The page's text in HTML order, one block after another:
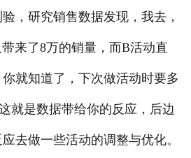
，研究销售数据发现，我去，
来了8万的销量，而B活动直
就知道了，下次做活动时要多
就是数据带给你的反应，后边
去做一些活动的调整与优化。